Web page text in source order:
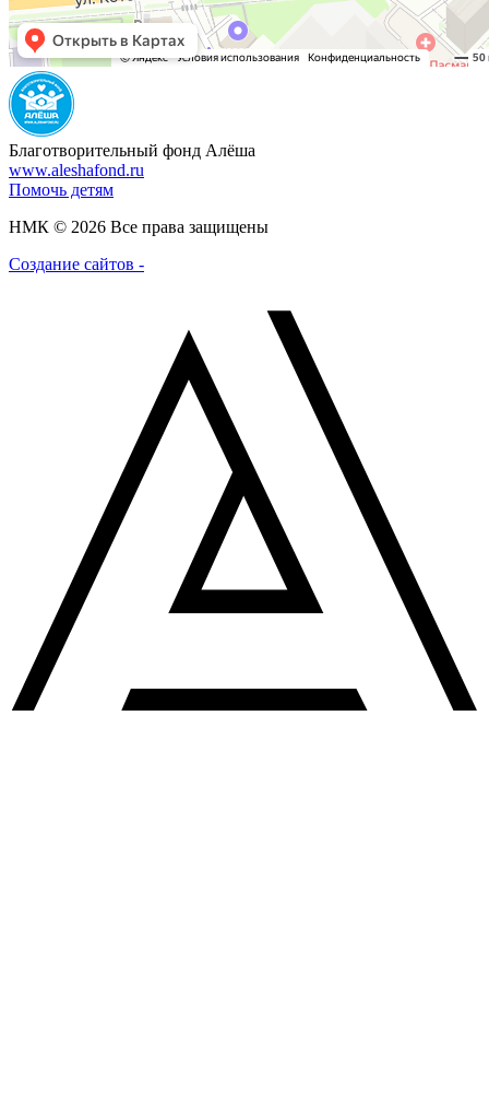
Благотворительный фонд Алёша
www.aleshafond.ru
Помочь детям
НМК © 2026 Все права защищены
Создание сайтов -